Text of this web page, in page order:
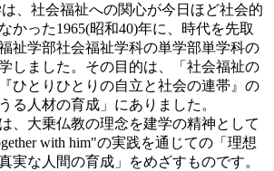
、社会福祉への関心が今日ほど社会的
かった1965(昭和40)年に、時代を先取
祉学部社会福祉学科の単学部単学科の
しました。その目的は、「社会福祉の
ひとりひとりの自立と社会の連帯』の
る人材の育成」にありました。
、大乗仏教の理念を建学の精神として
with him"の実践を通じての「理想
実な人間の育成」をめざすものです。